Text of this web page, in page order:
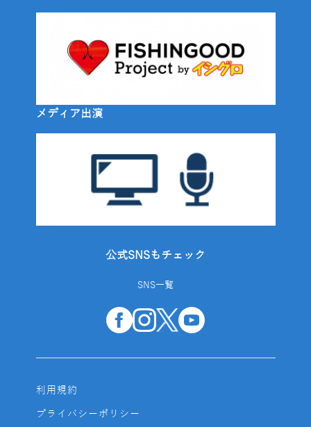
メディア出演
公式SNSもチェック
SNS一覧
利用規約
プライバシーポリシー